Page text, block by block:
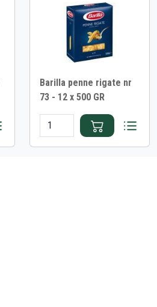
Barilla penne rigate nr
73 - 12 x 500 GR